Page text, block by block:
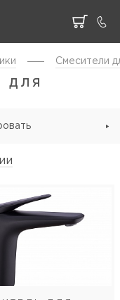
Смесители
ДЛЯ